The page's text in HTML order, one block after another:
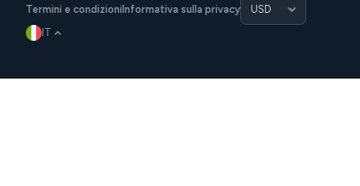
Termini e condizioni Informativa sulla privacy
IT